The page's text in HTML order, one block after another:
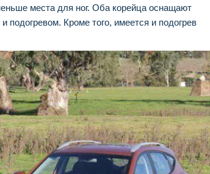
места для ног. Оба корейца оснащают
подогревом. Кроме того, имеется и подогрев